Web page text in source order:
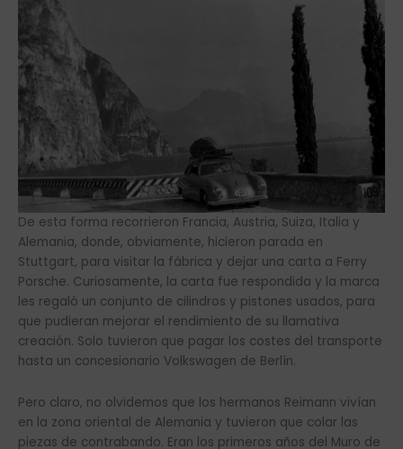
De esta forma recorrieron Francia, Austria, Suiza, Italia y
Alemania, donde, obviamente, hicieron parada en
Stuttgart, para visitar la fábrica y dejar una carta a Ferry
Porsche. Curiosamente, la carta fue respondida y la marca
les regaló un conjunto de cilindros y pistones usados, para
que pudieran mejorar el rendimiento de su llamativa
creación. Solo tuvieron que pagar los costes del transporte
hasta un concesionario Volkswagen de Berlín.
Pero claro, no olvidemos que los hermanos Reimann vivían
en la zona oriental de Alemania y tuvieron que colar las
piezas de contrabando. Eran los primeros años del Muro de